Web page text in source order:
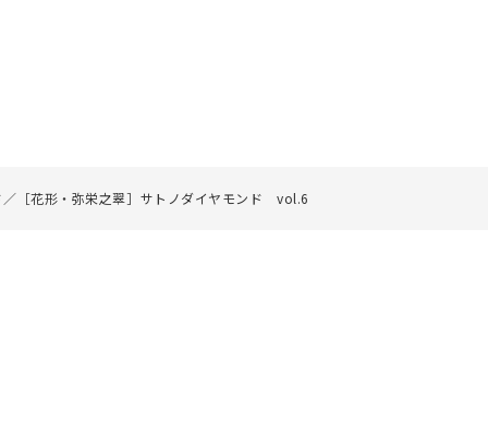
［花形・弥栄之翠］サトノダイヤモンド vol.6